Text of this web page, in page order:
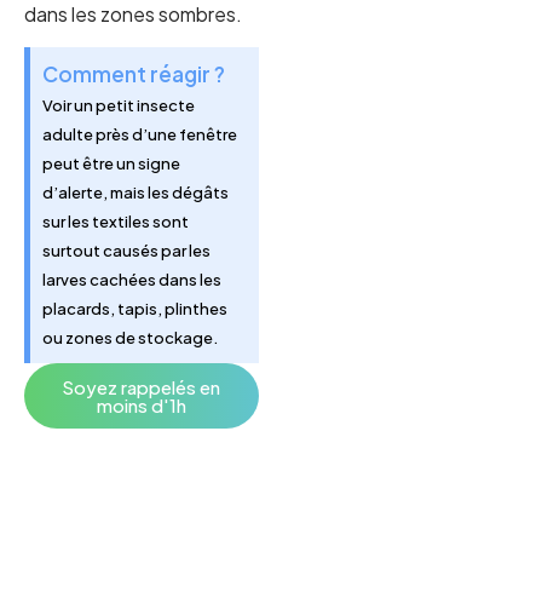
dans les zones sombres.
Comment réagir ?
Voir un petit insecte
adulte près d’une fenêtre
peut être un signe
d’alerte, mais les dégâts
sur les textiles sont
surtout causés par les
larves cachées dans les
placards, tapis, plinthes
ou zones de stockage.
Soyez rappelés en
moins d'1h